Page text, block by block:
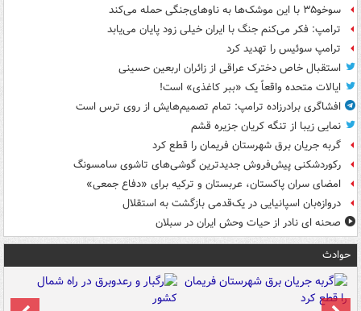
سوخو۳۵ با این موشک‌ها به ناوهای‌جنگی حمله می‌کند
ترامپ: فکر می‌کنم جنگ با ایران خیلی زود پایان می‌یابد
ترامپ سوئیس را تهدید کرد
استقبال خاص دخترک عراقی از زائران اربعین حسینی
ایالات متحده واقعاً یک «ببر کاغذی» است!
افشاگری برادرزاده ترامپ: تمام تصمیم‌هایش از روی ترس است
نمایی زیبا از تنگه کریان جزیره قشم
گربه جریان برق شهرستان فریمان را قطع کرد
رکوردشکنی پیش‌فروش جدیدترین گوشی‌های تاشوی سامسونگ
امضای سران پاکستان، عربستان و ترکیه برای «دفاع جمعی»
دروازه‌بان اسپانیایی در یک‌قدمی بازگشت به استقلال
صحنه ای نادر از حیات وحش ایران در سبلان
حوادث